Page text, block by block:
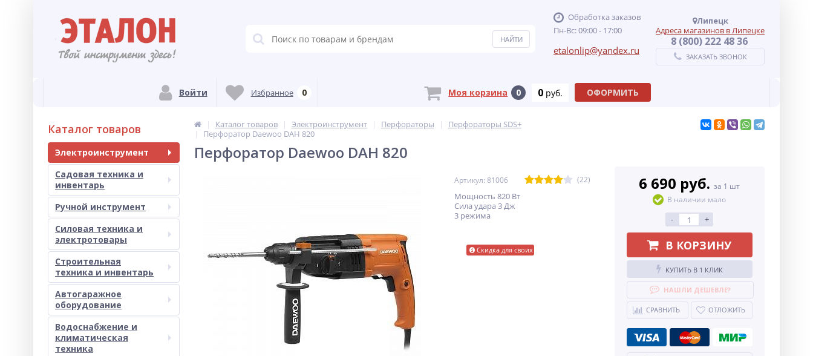
Обработка заказов
Пн-Вс: 09:00 - 17:00
etalonlip@yandex.ru
Липецк
Адреса магазинов в Липецке
8 (800) 222 48 36
ЗАКАЗАТЬ ЗВОНОК
Войти Избранное 0 Моя корзина 0 0 руб. ОФОРМИТЬ
Каталог товаров
Электроинструмент
Садовая техника и
инвентарь
Ручной инструмент
Силовая техника и
электротовары
Строительная
техника и инвентарь
Автогаражное
оборудование
Водоснабжение и
климатическая
техника
Каталог товаров Электроинструмент Перфораторы
Перфораторы SDS+
Перфоратор Daewoo DAH 820
Перфоратор Daewoo DAH 820
Артикул: 81006 (22)
Мощность 820 Вт
Сила удара 3 Дж
3 режима
Скидка для своих
6 690 руб.за 1 шт
В наличии мало
- +
В КОРЗИНУ
КУПИТЬ В 1 КЛИК
НАШЛИ ДЕШЕВЛЕ?
СРАВНИТЬ ОТЛОЖИТЬ